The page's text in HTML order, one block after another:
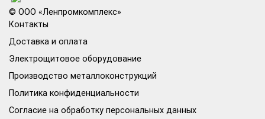
© ООО «Ленпромкомплекс»
Контакты
Доставка и оплата
Электрощитовое оборудование
Производство металлоконструкций
Политика конфиденциальности
Согласие на обработку персональных данных